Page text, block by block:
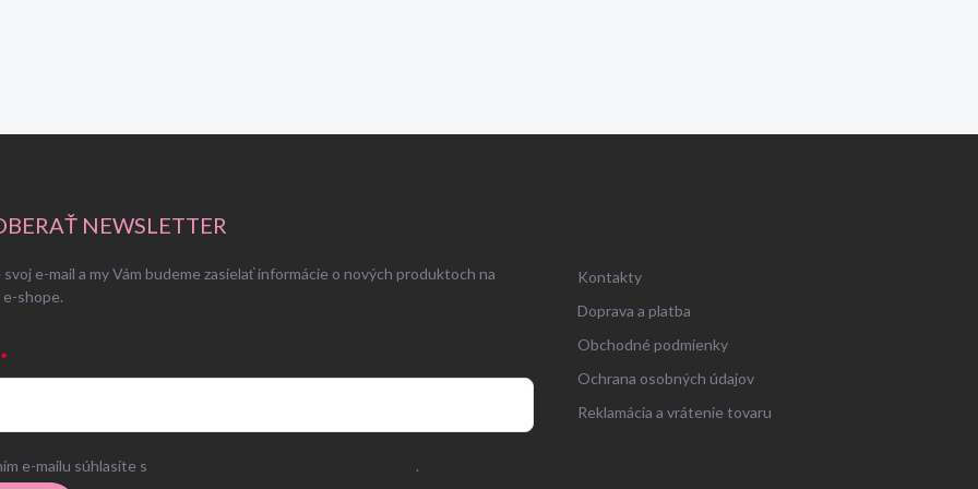
NEWSLETTER
e-mail a my Vám budeme zasielať informácie o nových produktoch na
e-shope.
e-mailu súhlasíte s .
Kontakty
Doprava a platba
Obchodné podmienky
Ochrana osobných údajov
Reklamácia a vrátenie tovaru